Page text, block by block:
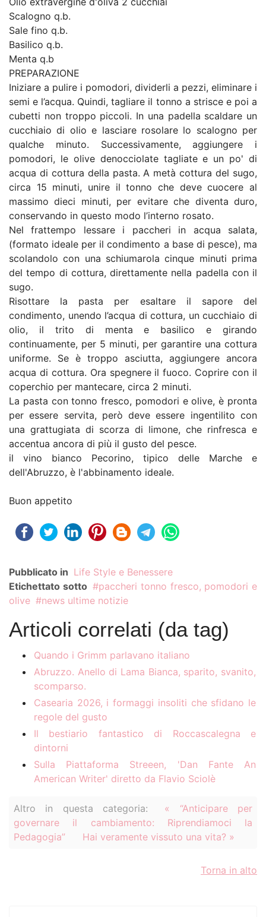
Scalogno q.b.
Sale fino q.b.
Basilico q.b.
Menta q.b
PREPARAZIONE
Iniziare a pulire i pomodori, dividerli a pezzi, eliminare i
semi e l’acqua. Quindi, tagliare il tonno a strisce e poi a
cubetti non troppo piccoli. In una padella scaldare un
cucchiaio di olio e lasciare rosolare lo scalogno per
qualche minuto. Successivamente, aggiungere i
pomodori, le olive denocciolate tagliate e un po' di
acqua di cottura della pasta. A metà cottura del sugo,
circa 15 minuti, unire il tonno che deve cuocere al
massimo dieci minuti, per evitare che diventa duro,
conservando in questo modo l’interno rosato.
Nel frattempo lessare i paccheri in acqua salata,
(formato ideale per il condimento a base di pesce), ma
scolandolo con una schiumarola cinque minuti prima
del tempo di cottura, direttamente nella padella con il
sugo.
Risottare la pasta per esaltare il sapore del
condimento, unendo l’acqua di cottura, un cucchiaio di
olio, il trito di menta e basilico e girando
continuamente, per 5 minuti, per garantire una cottura
uniforme. Se è troppo asciutta, aggiungere ancora
acqua di cottura. Ora spegnere il fuoco. Coprire con il
coperchio per mantecare, circa 2 minuti.
La pasta con tonno fresco, pomodori e olive, è pronta
per essere servita, però deve essere ingentilito con
una grattugiata di scorza di limone, che rinfresca e
accentua ancora di più il gusto del pesce.
il vino bianco Pecorino, tipico delle Marche e
dell'Abruzzo, è l'abbinamento ideale.
Buon appetito
Pubblicato in Life Style e Benessere
Etichettato sotto
paccheri tonno fresco, pomodori e
olive
news ultime notizie
Articoli correlati (da tag)
Quando i Grimm parlavano italiano
Abruzzo. Anello di Lama Bianca, sparito, svanito,
scomparso.
Casearia 2026, i formaggi insoliti che sfidano le
regole del gusto
Il bestiario fantastico di Roccascalegna e
dintorni
Sulla Piattaforma Streeen, 'Dan Fante An
American Writer' diretto da Flavio Sciolè
Altro in questa categoria:
« “Anticipare per
governare il cambiamento: Riprendiamoci la
Pedagogia”
Hai veramente vissuto una vita? »
Torna in alto